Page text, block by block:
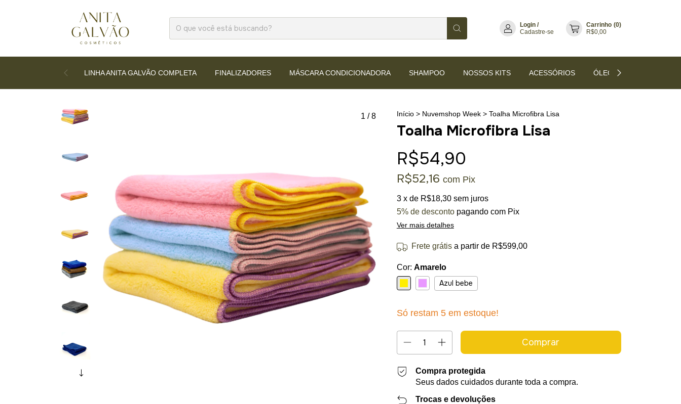
Login /
Cadastre-se
Carrinho (0)
R$0,00
LINHA ANITA GALVÃO COMPLETA FINALIZADORES MÁSCARA CONDICIONADORA SHAMPOO NOSSOS KITS ACESSÓRIOS ÓLEOS VEGETAIS
1 /8 Início > Nuvemshop Week > Toalha Microfibra Lisa
Toalha Microfibra Lisa
R$54,90
R$52,16 com Pix
3 x de R$18,30 sem juros
5% de descontopagando com Pix
Ver mais detalhes
Frete grátis a partir de R$599,00
Cor: Amarelo
Azul bebe
Só restam 5em estoque!
Compra protegida
Seus dados cuidados durante toda a compra.
Trocas e devoluções